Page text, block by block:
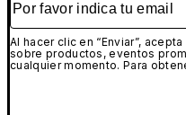
Al hacer clic en “Enviar”,
sobre productos, eventos
cualquier momento. Para